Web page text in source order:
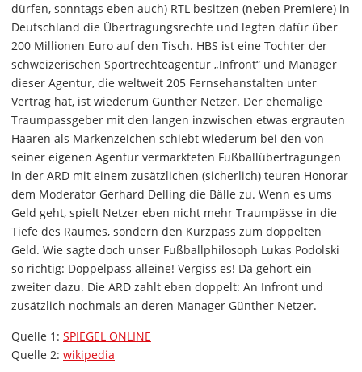
dürfen, sonntags eben auch) RTL besitzen (neben Premiere) in
Deutschland die Übertragungsrechte und legten dafür über
200 Millionen Euro auf den Tisch. HBS ist eine Tochter der
schweizerischen Sportrechteagentur „Infront“ und Manager
dieser Agentur, die weltweit 205 Fernsehanstalten unter
Vertrag hat, ist wiederum Günther Netzer. Der ehemalige
Traumpassgeber mit den langen inzwischen etwas ergrauten
Haaren als Markenzeichen schiebt wiederum bei den von
seiner eigenen Agentur vermarkteten Fußballübertragungen
in der ARD mit einem zusätzlichen (sicherlich) teuren Honorar
dem Moderator Gerhard Delling die Bälle zu. Wenn es ums
Geld geht, spielt Netzer eben nicht mehr Traumpässe in die
Tiefe des Raumes, sondern den Kurzpass zum doppelten
Geld. Wie sagte doch unser Fußballphilosoph Lukas Podolski
so richtig: Doppelpass alleine! Vergiss es! Da gehört ein
zweiter dazu. Die ARD zahlt eben doppelt: An Infront und
zusätzlich nochmals an deren Manager Günther Netzer.
Quelle 1: SPIEGEL ONLINE
Quelle 2: wikipedia